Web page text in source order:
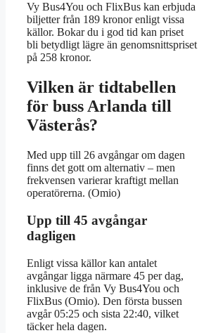
Vy Bus4You och FlixBus kan erbjuda
biljetter från 189 kronor enligt vissa
källor. Bokar du i god tid kan priset
bli betydligt lägre än genomsnittspriset
på 258 kronor.
Vilken är tidtabellen
för buss Arlanda till
Västerås?
Med upp till 26 avgångar om dagen
finns det gott om alternativ – men
frekvensen varierar kraftigt mellan
operatörerna. (Omio)
Upp till 45 avgångar
dagligen
Enligt vissa källor kan antalet
avgångar ligga närmare 45 per dag,
inklusive de från Vy Bus4You och
FlixBus (Omio). Den första bussen
avgår 05:25 och sista 22:40, vilket
täcker hela dagen.